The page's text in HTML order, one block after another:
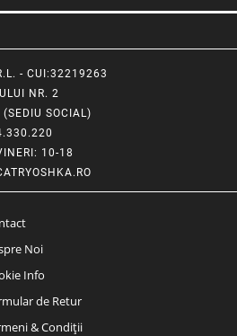
- CUI:32219263
NR. 2
(SEDIU SOCIAL)
10-18
Noi
Info
de Retur
& Condiții